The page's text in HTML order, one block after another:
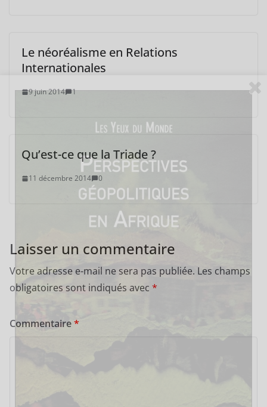
Le néoréalisme en Relations
Internationales
9 juin 2014 1
Qu’est-ce que la Triade ?
11 décembre 2014 0
Laisser un commentaire
Votre adresse e-mail ne sera pas publiée. Les champs
obligatoires sont indiqués avec *
Commentaire*